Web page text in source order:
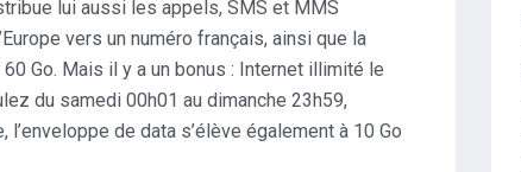
lui aussi les appels, SMS et MMS
vers un numéro français, ainsi que la
Go. Mais il y a un bonus : Internet illimité le
du samedi 00h01 au dimanche 23h59,
de data s’élève également à 10 Go